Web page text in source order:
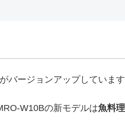
バージョンアップしています
W10Bの新モデルは魚料